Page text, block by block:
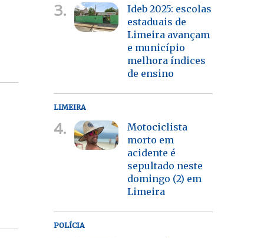
3.
Ideb 2025: escolas
estaduais de
Limeira avançam
e município
melhora índices
de ensino
LIMEIRA
4.
Motociclista
morto em
acidente é
sepultado neste
domingo (2) em
Limeira
POLÍCIA